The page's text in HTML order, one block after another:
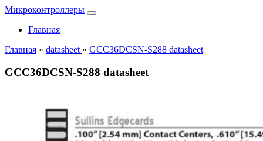
Микроконтроллеры
Главная
Главная » datasheet » GCC36DCSN-S288 datasheet
GCC36DCSN-S288 datasheet